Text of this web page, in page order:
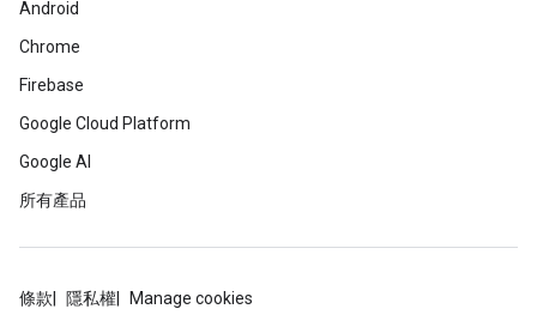
Android
Chrome
Firebase
Google Cloud Platform
Google AI
所有產品
條款 隱私權 Manage cookies